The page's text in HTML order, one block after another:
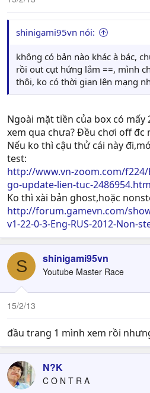
shinigami95vn nói:
không có bản nào khác à bác,
rồi out cụt hứng lắm ==, mình
thôi, ko có thời gian lên mạng
Ngoài mặt tiền của box có mấy
xem qua chưa? Đều chơi off đc
Nếu ko thì cậu thử cái này
test:
http://www.vn-zoom.com/
go-update-lien-tuc-
Ko thì xài bản ghost,hoặc
http://forum.gamevn.com/
v1-22-0-3-Eng-RUS-2012-Non-
S shinigami95vn
Youtube Master Race
15/2/13
đầu trang 1 mình xem rồi
N?K
C O N T R A